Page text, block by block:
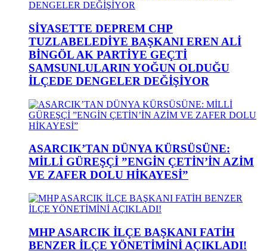
SİYASETTE DEPREM CHP
TUZLABELEDİYE BAŞKANI EREN ALİ
BİNGÖL AK PARTİYE GEÇTİ
SAMSUNLULARIN YOĞUN OLDUĞU
İLÇEDE DENGELER DEĞİŞİYOR
ASARCIK’TAN DÜNYA KÜRSÜSÜNE:
MİLLİ GÜREŞÇİ ”ENGİN ÇETİN’İN AZİM
VE ZAFER DOLU HİKAYESİ”
MHP ASARCIK İLÇE BAŞKANI FATİH
BENZER İLÇE YÖNETİMİNİ AÇIKLADI!